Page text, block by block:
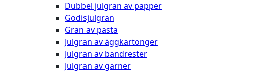
Dubbel julgran av papper
Godisjulgran
Gran av pasta
Julgran av äggkartonger
Julgran av bandrester
Julgran av garner